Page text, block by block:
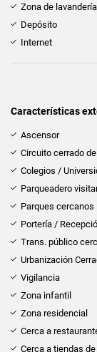
Zona de lavandería
Depósito
Internet
Características
Ascensor
Circuito cerrado
Colegios /
Parqueadero
Parques cercanos
Portería /
Trans. público
Urbanización
Vigilancia
Zona infantil
Zona residencial
Cerca a
Cerca a tiendas